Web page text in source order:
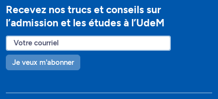
Recevez nos trucs et conseils sur
l’admission et les études à l’UdeM
Je veux m'abonner